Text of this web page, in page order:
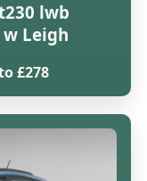
lwb
Leigh
£278